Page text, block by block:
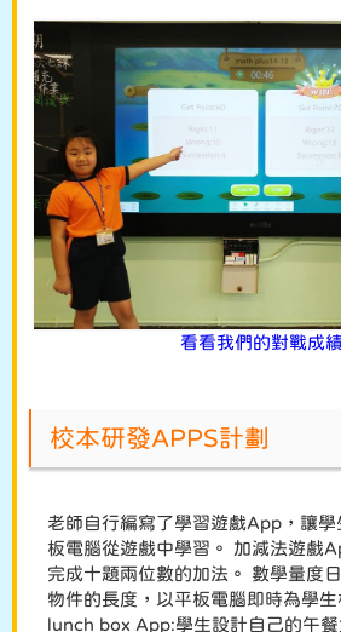
看看我們的對戰成績
校本研發APPS計劃
老師自行編寫了學習遊戲App，讓學
板電腦從遊戲中學習。 加減法遊戲
完成十題兩位數的加法。 數學量度
物件的長度，以平板電腦即時為學
lunch box App:學生設計自己的午